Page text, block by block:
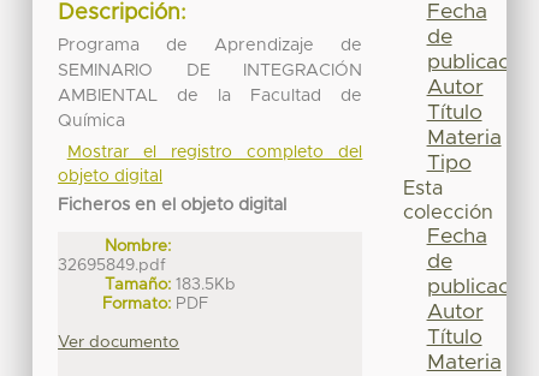
Descripción:
Programa de Aprendizaje de
SEMINARIO DE INTEGRACIÓN
AMBIENTAL de la Facultad de
Química
Mostrar el registro completo del
objeto digital
Ficheros en el objeto digital
Nombre:
32695849.pdf
Tamaño: 183.5Kb
Formato: PDF
Ver documento
Fecha
de
publicación
Autor
Título
Materia
Tipo
Esta
colección
Fecha
de
publicación
Autor
Título
Materia